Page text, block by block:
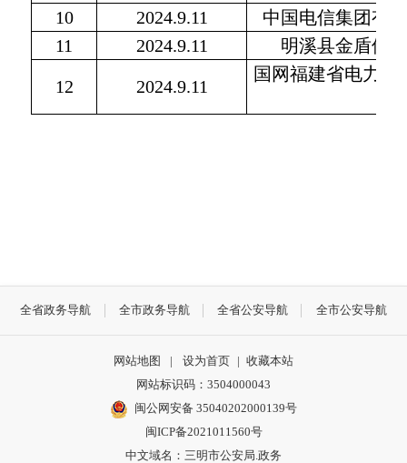
10
2024.9.11
中国电信集团有
11
2024.9.11 明溪县金盾保
12 2024.9.11
国网福建省电力有
全省政务导航 全市政务导航 全省公安导航 全市公安导航
网站地图 | 设为首页 | 收藏本站
网站标识码：3504000043
闽公网安备 35040202000139号
闽ICP备2021011560号
中文域名：三明市公安局.政务